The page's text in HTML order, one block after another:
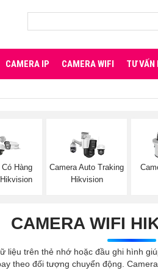
CAMERA IP CAMERA WIFI TƯ
Hàng
Camera Auto Traking
Hikvision
CAMERA WIFI
liệu trên thẻ nhớ hoặc đầu ghi hình
theo đối tượng chuyển động.